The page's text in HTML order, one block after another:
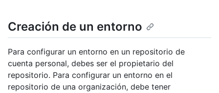
Creación de un entorno
Para configurar un entorno en un repositorio de
cuenta personal, debes ser el propietario del
repositorio. Para configurar un entorno en el
repositorio de una organización, debe tener